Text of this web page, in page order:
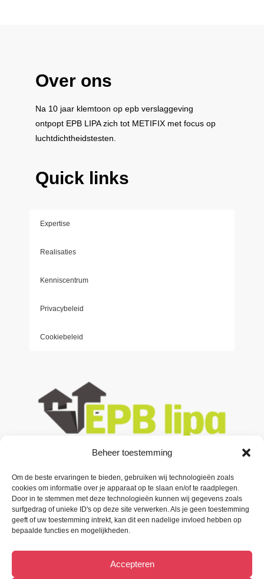
Beheer toestemming
Om de beste ervaringen te bieden, gebruiken wij technologieën zoals
cookies om informatie over je apparaat op te slaan en/of te raadplegen.
Door in te stemmen met deze technologieën kunnen wij gegevens zoals
surfgedrag of unieke ID's op deze site verwerken. Als je geen toestemming
geeft of uw toestemming intrekt, kan dit een nadelige invloed hebben op
bepaalde functies en mogelijkheden.
Accepteren
Over ons
Na 10 jaar klemtoon op epb verslaggeving
ontpopt EPB LIPAzich tot METIFIX met focus op
luchtdichtheidstesten.
Quick links
Expertise
Realisaties
Kenniscentrum
Privacybeleid
Cookiebeleid
Contacteer ons
Oude Baan 3 B1,
9200 Oudegem (Dendermonde).
info@metiﬁx.be